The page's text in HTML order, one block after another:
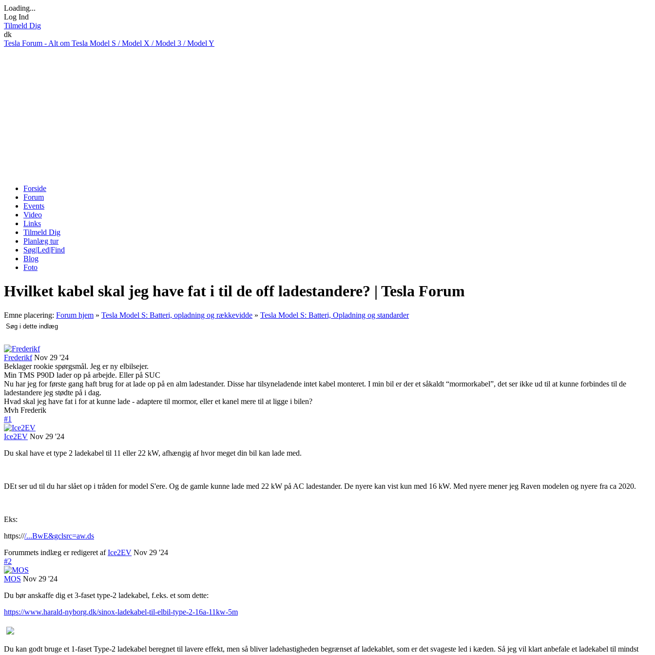
Loading...
Log Ind
Tilmeld Dig
dk
Tesla Forum - Alt om Tesla Model S / Model X / Model 3 / Model Y
Forside
Forum
Events
Video
Links
Tilmeld Dig
Planlæg tur
Søg|Led|Find
Blog
Foto
Hvilket kabel skal jeg have fat i til de off ladestandere? | Tesla Forum
Emne placering: Forum hjem » Tesla Model S: Batteri, opladning og rækkevidde » Tesla Model S: Batteri, Opladning og standarder
Frederikf Nov 29 '24
Beklager rookie spørgsmål. Jeg er ny elbilsejer.
Min TMS P90D lader op på arbejde. Eller på SUC
Nu har jeg for første gang haft brug for at lade op på en alm ladestander. Disse har tilsyneladende intet kabel monteret. I min bil er der et såkaldt “mormorkabel”, det ser ikke ud til at kunne forbindes til de
ladestandere jeg stødte på i dag.
Hvad skal jeg have fat i for at kunne lade - adaptere til mormor, eller et kanel mere til at ligge i bilen?
Mvh Frederik
#1
Ice2EV Nov 29 '24
Du skal have et type 2 ladekabel til 11 eller 22 kW, afhængig af hvor meget din bil kan lade med.
DEt ser ud til du har slået op i tråden for model S'ere. Og de gamle kunne lade med 22 kW på AC ladestander. De nyere kan vist kun med 16 kW. Med nyere mener jeg Raven modelen og nyere fra ca 2020.
Eks:
https:///...BwE&gclsrc=aw.ds
Forummets indlæg er redigeret afIce2EV Nov 29 '24
#2
MOS Nov 29 '24
Du bør anskaffe dig et 3-faset type-2 ladekabel, f.eks. et som dette:
https://www.harald-nyborg.dk/sinox-ladekabel-til-elbil-type-2-16a-11kw-5m
Du kan godt bruge et 1-faset Type-2 ladekabel beregnet til lavere effekt, men så bliver ladehastigheden begrænset af ladekablet, som er det svageste led i kæden. Så jeg vil klart anbefale et ladekabel til mindst